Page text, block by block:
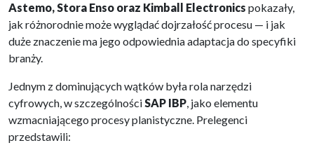
Astemo, Stora Enso oraz Kimball Electronics pokazały,
jak różnorodnie może wyglądać dojrzałość procesu — i jak
duże znaczenie ma jego odpowiednia adaptacja do specyfiki
branży.
Jednym z dominujących wątków była rola narzędzi
cyfrowych, w szczególnościSAP IBP, jako elementu
wzmacniającego procesy planistyczne. Prelegenci
przedstawili: